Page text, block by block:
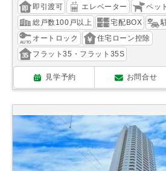
即引渡可 エレベーター
ペッ
総戸数100戸以上
宅配BOX
オートロック
住宅ローン控除
フラット35・フラット35S
見学予約 お問合せ